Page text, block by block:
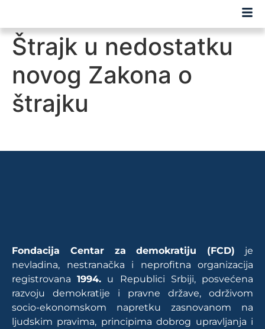
Štrajk u nedostatku
novog Zakona o
štrajku
Fondacija Centar za demokratiju (FCD) je
nevladina, nestranačka i neprofitna organizacija
registrovana1994. u Republici Srbiji, posvećena
razvoju demokratije i pravne države, održivom
socio-ekonomskom napretku zasnovanom na
ljudskim pravima, principima dobrog upravljanja i